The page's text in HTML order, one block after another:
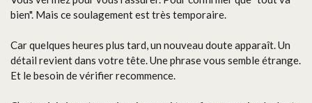
bien". Mais ce soulagement est très temporaire.
Car quelques heures plus tard, un nouveau doute apparaît. Un
détail revient dans votre tête. Une phrase vous semble étrange.
Et le besoin de vérifier recommence.